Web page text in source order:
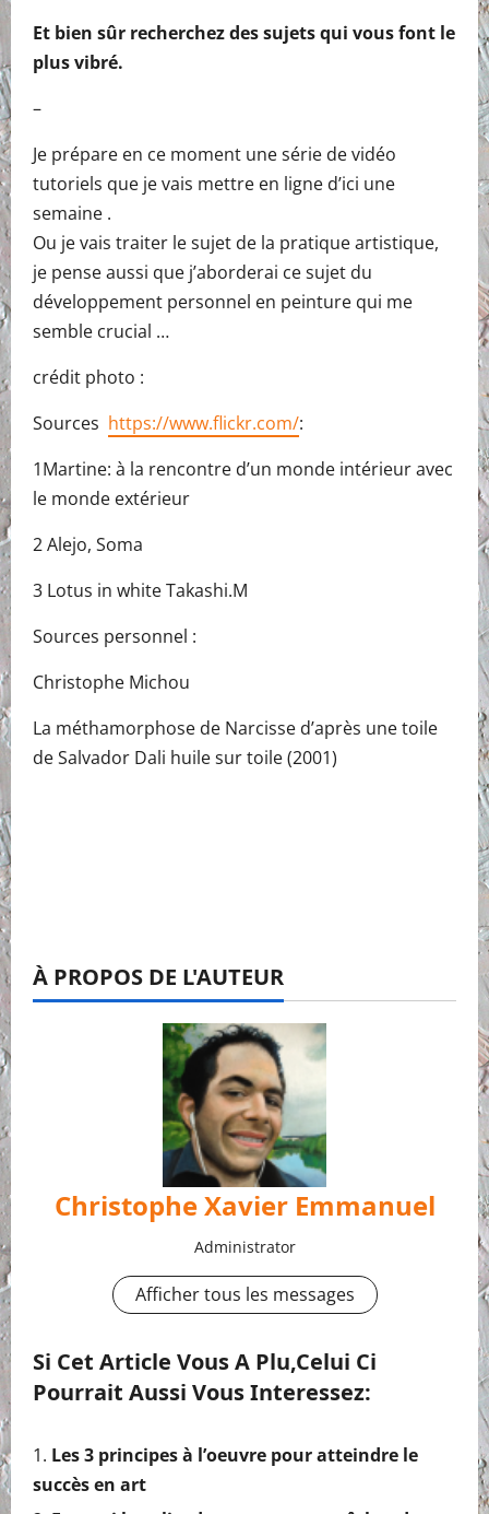
Et bien sûr recherchez des sujets qui vous font le
plus vibré.
–
Je prépare en ce moment une série de vidéo
tutoriels que je vais mettre en ligne d’ici une
semaine .
Ou je vais traiter le sujet de la pratique artistique,
je pense aussi que j’aborderai ce sujet du
développement personnel en peinture qui me
semble crucial …
crédit photo :
Sources https://www.flickr.com/:
1Martine: à la rencontre d’un monde intérieur avec
le monde extérieur
2 Alejo, Soma
3 Lotus in white Takashi.M
Sources personnel :
Christophe Michou
La méthamorphose de Narcisse d’après une toile
de Salvador Dali huile sur toile (2001)
À PROPOS DE L'AUTEUR
Christophe Xavier Emmanuel
Administrator
Afficher tous les messages
Si Cet Article Vous A Plu,celui Ci
Pourrait Aussi Vous Interessez:
Les 3 principes à l’oeuvre pour atteindre le
succès en art